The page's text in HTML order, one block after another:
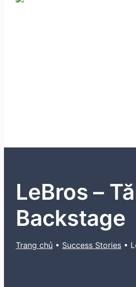
LeBros –
Backstage
Trang chủ • Success Stories •